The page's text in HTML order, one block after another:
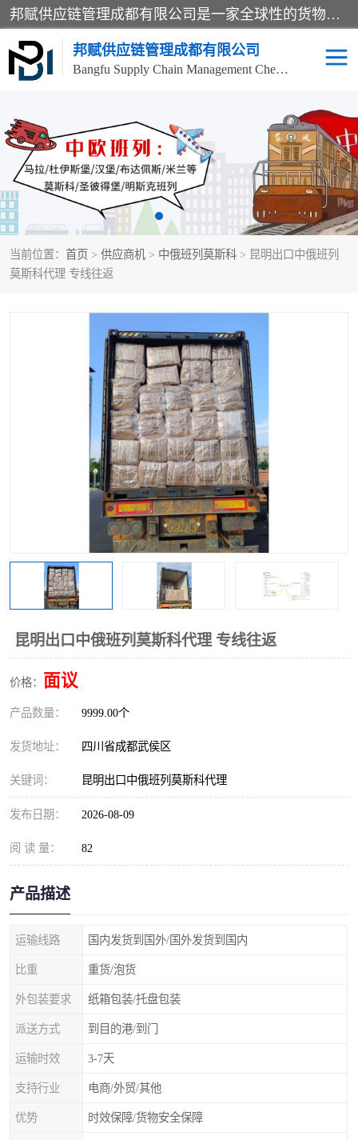
邦赋供应链管理成都有限公司是一家全球性的货物运输代理公司，主要从事：波兰中欧班列、德国中欧班列、出口莫斯科班列、中欧班列进口、蓉欧铁路、成都出口空运等业务，同时亦提供报关、报检、仓储、码头操作等服务。
邦赋供应链管理成都有限公司
Bangfu Supply Chain Management Chengdu Co.,LTD
当前位置： 首页 > 供应商机 > 中俄班列莫斯科 > 昆明出口中俄班列
莫斯科代理 专线往返
昆明出口中俄班列莫斯科代理 专线往返
价格： 面议
产品数量： 9999.00个
发货地址： 四川省成都武侯区
关键词： 昆明出口中俄班列莫斯科代理
发布日期： 2026-08-09
阅 读 量： 82
产品描述
运输线路 国内发货到国外/国外发货到国内
比重 重货/泡货
外包装要求 纸箱包装/托盘包装
派送方式 到目的港/到门
运输时效 3-7天
支持行业 电商/外贸/其他
优势 时效保障/货物安全保障
进出口门到门 成都中欧班列
国际汽运 国际空运
食品进口物流清关 南美海运
化妆品进口清关物流 国际海运
中俄铁路班列 中欧班列进口红酒啤酒
蓉欧班列进口机械设备 马来西亚物流
铁路出口拼箱/整柜
中俄班列莫斯科